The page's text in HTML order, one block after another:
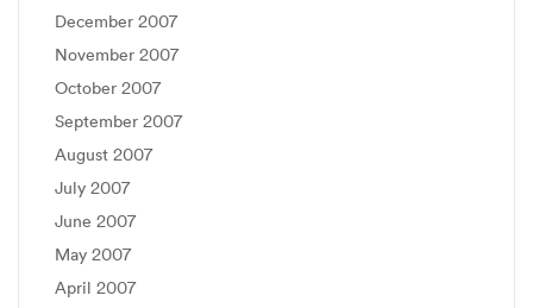
December 2007
November 2007
October 2007
September 2007
August 2007
July 2007
June 2007
May 2007
April 2007